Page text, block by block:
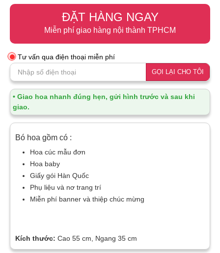
ĐẶT HÀNG NGAY
Miễn phí giao hàng nội thành TPHCM
Tư vấn qua điện thoại miễn phí
GỌI LẠI CHO TÔI
• Giao hoa nhanh đúng hẹn, gửi hình trước và sau khi
giao.
Bó hoa gồm có :
Hoa cúc mẫu đơn
Hoa baby
Giấy gói Hàn Quốc
Phụ liệu và nơ trang trí
Miễn phí banner và thiệp chúc mừng
Kích thước: Cao 55 cm, Ngang 35 cm